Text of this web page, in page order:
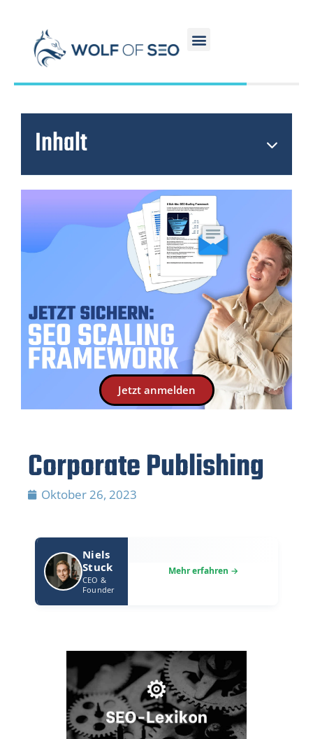
Corporate Publishing
Oktober 26, 2023
Niels
Stuck
CEO &
Founder
Inhalt
Jetzt anmelden